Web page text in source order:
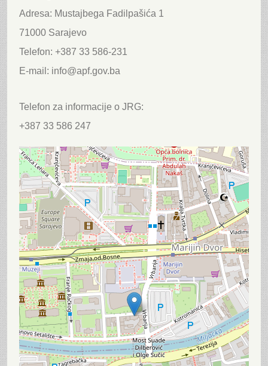
Adresa: Mustajbega Fadilpašića 1
71000 Sarajevo
Telefon: +387 33 586-231
E-mail: info@apf.gov.ba
Telefon za informacije o JRG:
+387 33 586 247